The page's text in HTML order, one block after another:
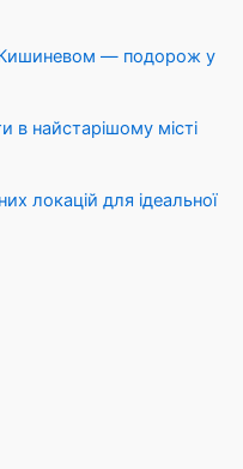
Кишиневом — подорож у
в найстарішому місті
локацій для ідеальної